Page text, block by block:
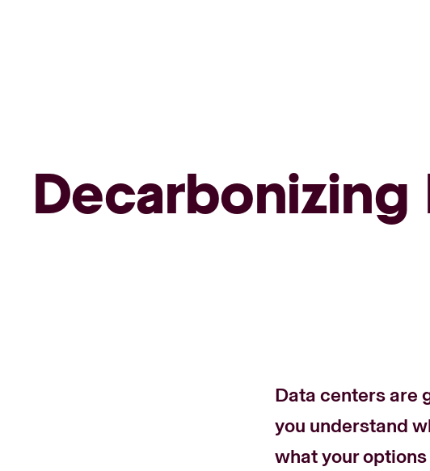
Decarbonizing
Data centers are
you understand
what your